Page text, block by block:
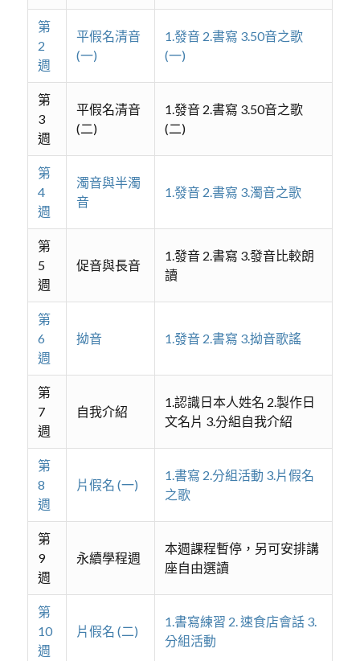
第
2
週
平假名清音
(一)
1.發音 2.書寫 3.50音之歌
(一)
第
3
週
平假名清音
(二)
1.發音 2.書寫 3.50音之歌
(二)
第
4
週
濁音與半濁
音
1.發音 2.書寫 3.濁音之歌
第
5
週
促音與長音
1.發音 2.書寫 3.發音比較朗
讀
第
6
週
拗音 1.發音 2.書寫 3.拗音歌謠
第
7
週
自我介紹
1.認識日本人姓名 2.製作日
文名片 3.分組自我介紹
第
8
週
片假名 (一)
1.書寫 2.分組活動 3.片假名
之歌
第
9
週
永續學程週
本週課程暫停，另可安排講
座自由選讀
第
10
週
片假名 (二)
1.書寫練習 2. 速食店會話 3.
分組活動